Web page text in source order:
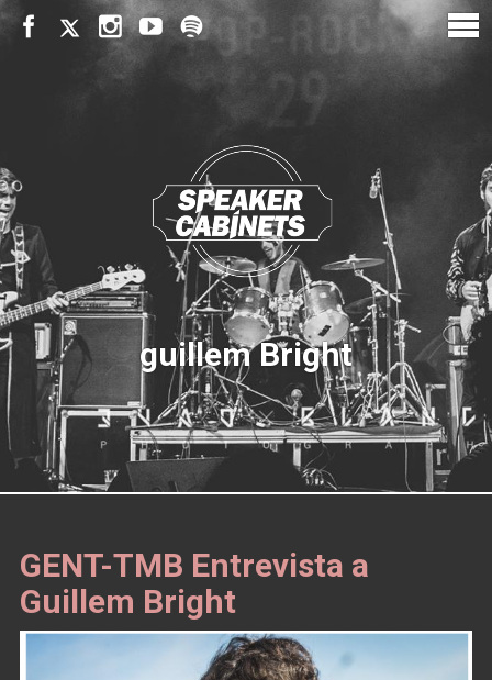
guillem Bright
GENT-TMB Entrevista a
Guillem Bright